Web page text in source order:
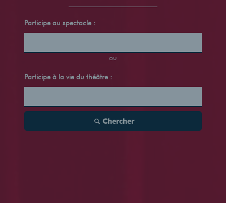
Participe au spectacle :
ou
Participe à la vie du théâtre :
Chercher